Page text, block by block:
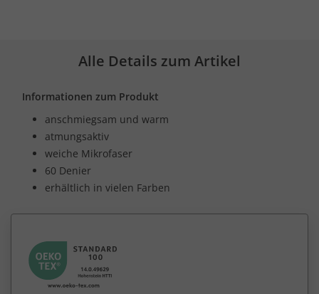
Alle Details zum Artikel
Informationen zum Produkt
anschmiegsam und warm
atmungsaktiv
weiche Mikrofaser
60 Denier
erhältlich in vielen Farben